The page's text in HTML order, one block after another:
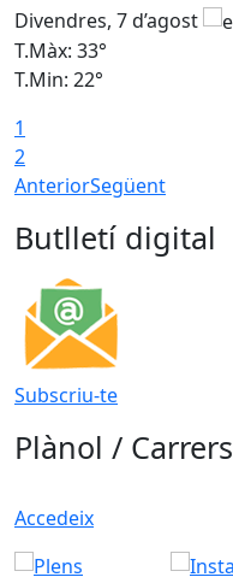
Divendres, 7 d’agost
T.Màx: 33°
T.Min: 22°
1
2
AnteriorSegüent
Butlletí digital
Subscriu-te
Plànol / Carrers
Accedeix